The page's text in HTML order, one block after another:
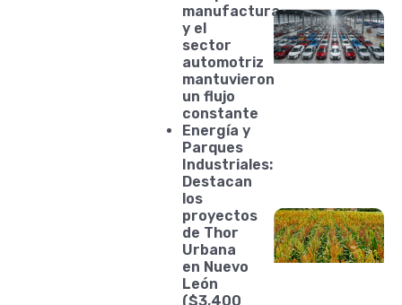
manufactura
y el
sector
automotriz
mantuvieron
un flujo
constante
Energía y
Parques
Industriales:
Destacan
los
proyectos
de Thor
Urbana
en Nuevo
León
($3,400